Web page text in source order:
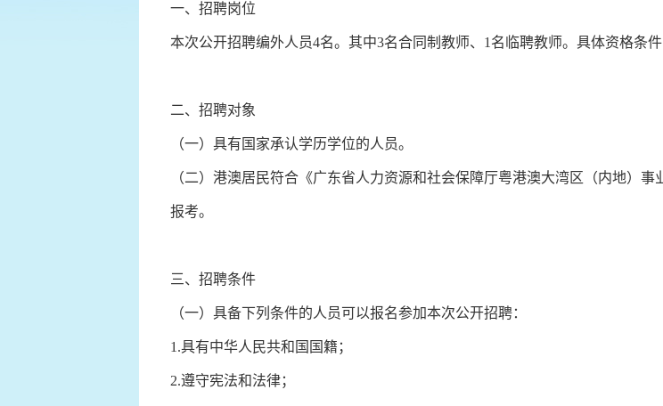
一、招聘岗位
本次公开招聘编外人员4名。其中3名合同制教师、1名临聘教师。具体资格条件
二、招聘对象
（一）具有国家承认学历学位的人员。
（二）港澳居民符合《广东省人力资源和社会保障厅粤港澳大湾区（内地）
报考。
三、招聘条件
（一）具备下列条件的人员可以报名参加本次公开招聘：
1.具有中华人民共和国国籍；
2.遵守宪法和法律；